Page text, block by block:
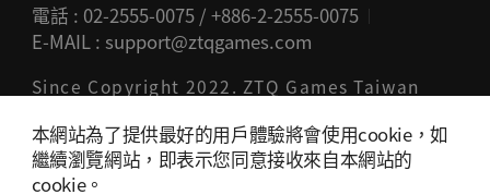
本網站為了提供最好的用戶體驗將會使用cookie，如
繼續瀏覽網站，即表示您同意接收來自本網站的
cookie。
電話 : 02-2555-0075 / +886-2-2555-0075
E-MAIL : support@ztqgames.com
Since Copyright 2022. ZTQ Games Taiwan
致探量子股份有限公司作為通信銷售仲介，遊戲交易
的義務及責任由提供者負責，與此發生的相關問題，